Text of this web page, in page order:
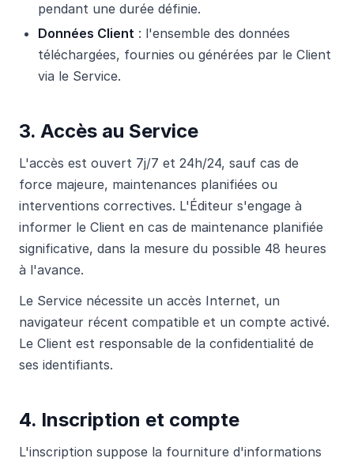
pendant une durée définie.
Données Client : l'ensemble des données
téléchargées, fournies ou générées par le Client
via le Service.
3. Accès au Service
L'accès est ouvert 7j/7 et 24h/24, sauf cas de
force majeure, maintenances planifiées ou
interventions correctives. L'Éditeur s'engage à
informer le Client en cas de maintenance planifiée
significative, dans la mesure du possible 48 heures
à l'avance.
Le Service nécessite un accès Internet, un
navigateur récent compatible et un compte activé.
Le Client est responsable de la confidentialité de
ses identifiants.
4. Inscription et compte
L'inscription suppose la fourniture d'informations